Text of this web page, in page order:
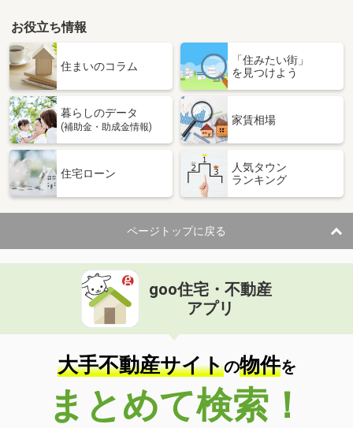
お役立ち情報
住まいのコラム
「住みたい街」
を見つけよう
暮らしのデータ
(補助金・助成金情報)
家賃相場
住宅ローン
人気タウン
ランキング
ページトップに戻る
goo住宅・不動産
アプリ
大手不動産サイトの物件を
まとめて検索！